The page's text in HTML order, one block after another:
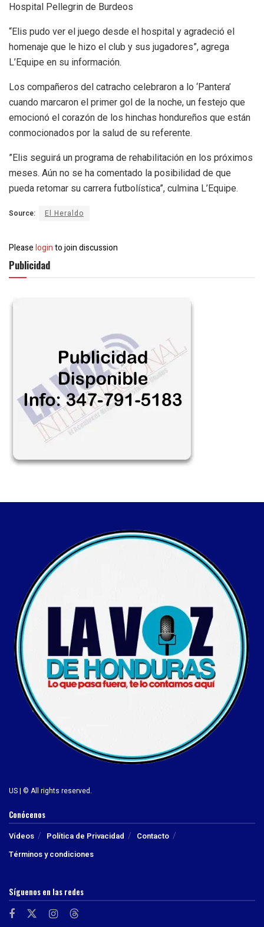
Hospital Pellegrin de Burdeos
“Elis pudo ver el juego desde el hospital y agradeció el
homenaje que le hizo el club y sus jugadores”, agrega
L’Equipe en su información.
Los compañeros del catracho celebraron a lo ‘Pantera’
cuando marcaron el primer gol de la noche, un festejo que
emocionó el corazón de los hinchas hondureños que están
conmocionados por la salud de su referente.
”Elis seguirá un programa de rehabilitación en los próximos
meses. Aún no se ha comentado la posibilidad de que
pueda retomar su carrera futbolística”, culmina L’Equipe.
Source: El Heraldo
Pleaseloginto join discussion
Publicidad
US | © All rights reserved.
Conócenos
Vídeos Política de Privacidad
Contacto
Términos y condiciones
Síguenos en las redes